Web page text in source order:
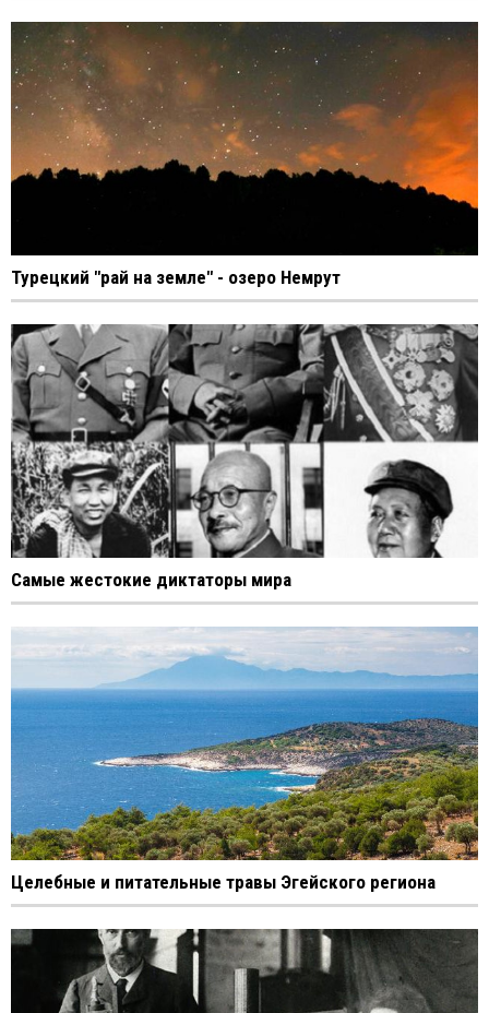
Турецкий "рай на земле" - озеро Немрут
Самые жестокие диктаторы мира
Целебные и питательные травы Эгейского региона